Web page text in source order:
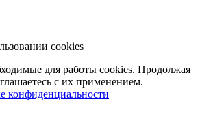
cookies
для работы cookies. Продолжая
с их применением.
конфиденциальности